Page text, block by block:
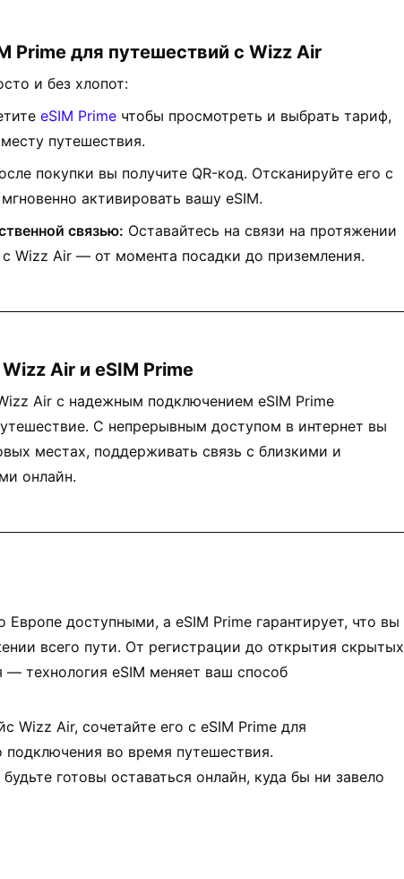
Prime для путешествий с Wizz Air
и без хлопот:
eSIM Prime чтобы просмотреть и выбрать тариф,
путешествия.
покупки вы получите QR-код. Отсканируйте его с
активировать вашу eSIM.
связью: Оставайтесь на связи на протяжении
Wizz Air — от момента посадки до приземления.
Air и eSIM Prime
Air с надежным подключением eSIM Prime
С непрерывным доступом в интернет вы
местах, поддерживать связь с близкими и
онлайн.
Европе доступными, а eSIM Prime гарантирует, что вы
всего пути. От регистрации до открытия скрытых
технология eSIM меняет ваш способ
Wizz Air, сочетайте его с eSIM Prime для
подключения во время путешествия.
готовы оставаться онлайн, куда бы ни завело